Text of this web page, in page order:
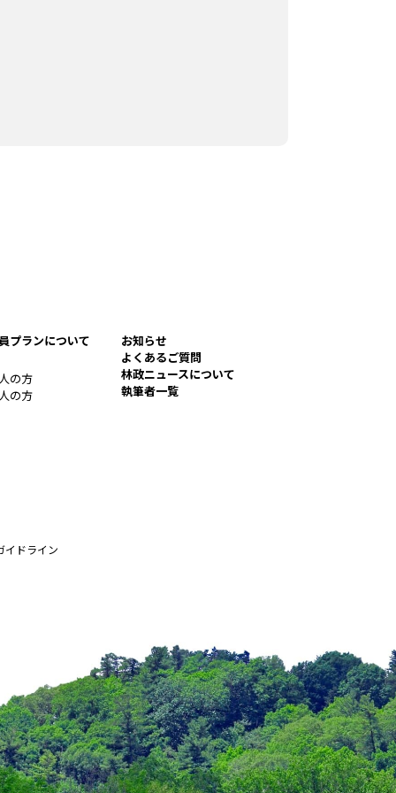
プランについて
の方
の方
お知らせ
よくあるご質問
林政ニュースについて
執筆者一覧
イドライン